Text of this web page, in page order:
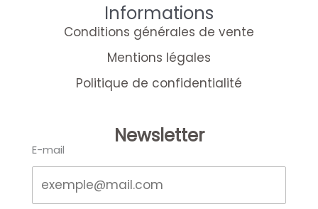
Informations
Conditions générales de vente
Mentions légales
Politique de confidentialité
Newsletter
E-mail